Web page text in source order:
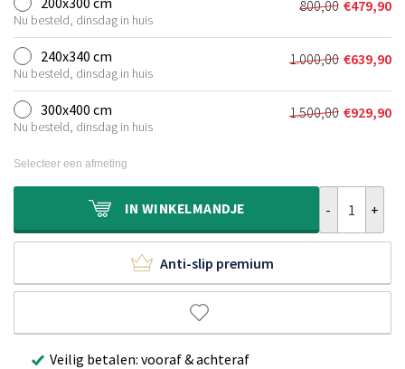
€500,00.
€299,90.
Nu besteld, dinsdag in huis
800,00
prijs
was:
€800,00.
€479,90
Huidige
prijs
is:
€479,90.
240x340 cm
Nu besteld, dinsdag in huis
1.000,00
prijs
was:
€1.000,00.
€639,90
Huidige
prijs
is:
€639,90.
300x400 cm
Nu besteld, dinsdag in huis
1.500,00 €929,90
Huidige
Selecteer een afmeting
IN WINKELMANDJE
Anti-slip premium
Veilig betalen: vooraf & achteraf